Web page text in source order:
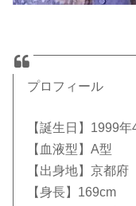
プロフィール
【誕生日】1999年
【血液型】A型
【出身地】京都府
【身長】169cm